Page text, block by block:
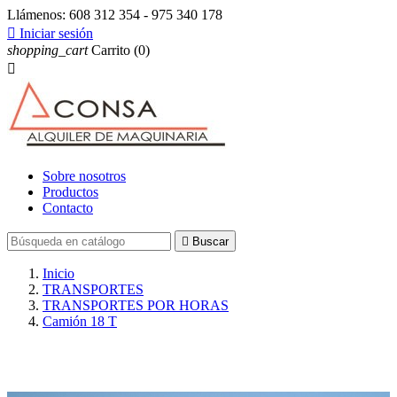
Llámenos: 608 312 354 - 975 340 178
 Iniciar sesión
shopping_cart Carrito (0)

Sobre nosotros
Productos
Contacto
 Buscar
Inicio
TRANSPORTES
TRANSPORTES POR HORAS
Camión 18 T